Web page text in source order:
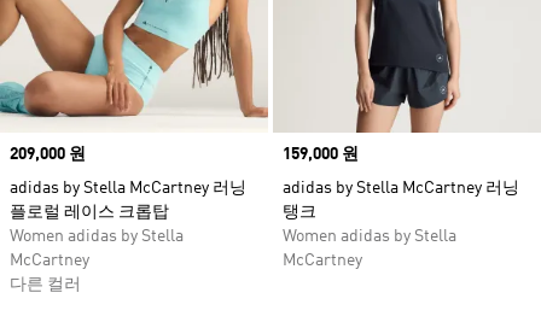
Price
209,000 원
adidas by Stella McCartney 러닝
플로럴 레이스 크롭탑
Women adidas by Stella
McCartney
다른 컬러
Price
159,000 원
adidas by Stella McCartney 러닝
탱크
Women adidas by Stella
McCartney